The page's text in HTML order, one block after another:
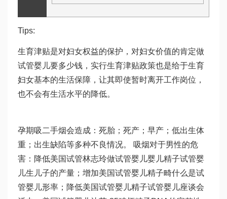
Tips:
生育津贴是对妇女权益的保护，对妇女价值的肯定做
试管婴儿要多少钱 ，实行生育津贴政策也是给于生育
妇女基本的生活保障，让其即使暂时离开工作岗位，
也不会有生活水平的降低。
孕期吸二手烟会造成：死胎；死产；早产；低出生体
重；出生缺陷等多种不良情况。 吸烟对于男性的危
害：降低美国试管林志玲做试管婴儿婴儿精子试管婴
儿生儿子的产量；增加美国试管婴儿精子畸什么是试
管婴儿形率；降低美国试管婴儿精子试管婴儿座谈会